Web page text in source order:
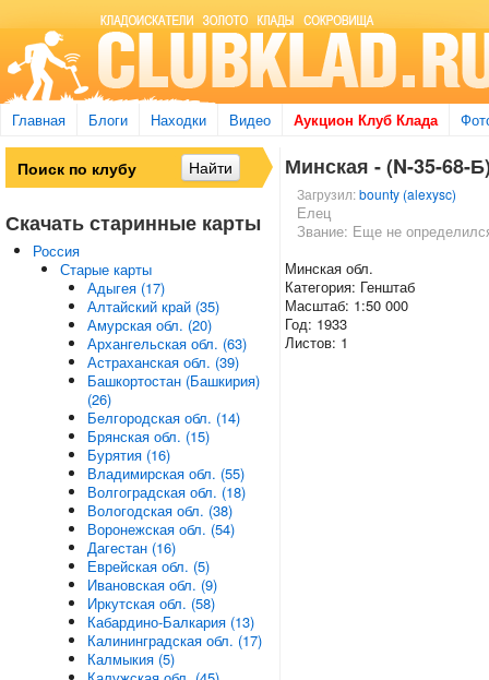
Главная Блоги Находки Видео Аукцион Клуб Клада
Минская - (N-35-68-
Загрузил:bounty (alexysc)
Елец
Звание: Еще не
Минская обл.
Категория: Генштаб
Масштаб: 1:50 000
Год: 1933
Листов: 1
Скачать старинные карты
Россия
Старые карты
Адыгея (17)
Алтайский край (35)
Амурская обл. (20)
Архангельская обл. (63)
Астраханская обл. (39)
Башкортостан (Башкирия)
(26)
Белгородская обл. (14)
Брянская обл. (15)
Бурятия (16)
Владимирская обл. (55)
Волгоградская обл. (18)
Вологодская обл. (38)
Воронежская обл. (54)
Дагестан (16)
Еврейская обл. (5)
Ивановская обл. (9)
Иркутская обл. (58)
Кабардино-Балкария (13)
Калининградская обл. (17)
Калмыкия (5)